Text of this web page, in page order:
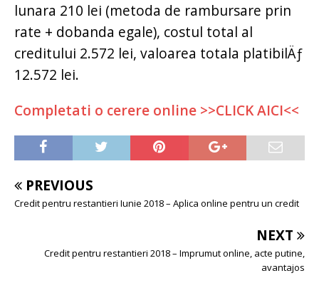
lunara 210 lei (metoda de rambursare prin
rate + dobanda egale), costul total al
creditului 2.572 lei, valoarea totala platibilÄƒ
12.572 lei.
Completati o cerere online >>CLICK AICI<<
PREVIOUS
Credit pentru restantieri Iunie 2018 – Aplica online pentru un credit
NEXT
Credit pentru restantieri 2018 – Imprumut online, acte putine,
avantajos